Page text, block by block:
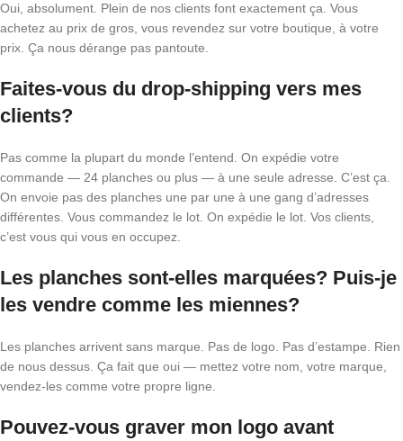
Oui, absolument. Plein de nos clients font exactement ça. Vous
achetez au prix de gros, vous revendez sur votre boutique, à votre
prix. Ça nous dérange pas pantoute.
Faites-vous du drop-shipping vers mes
clients?
Pas comme la plupart du monde l’entend. On expédie votre
commande — 24 planches ou plus — à une seule adresse. C’est ça.
On envoie pas des planches une par une à une gang d’adresses
différentes. Vous commandez le lot. On expédie le lot. Vos clients,
c’est vous qui vous en occupez.
Les planches sont-elles marquées? Puis-je
les vendre comme les miennes?
Les planches arrivent sans marque. Pas de logo. Pas d’estampe. Rien
de nous dessus. Ça fait que oui — mettez votre nom, votre marque,
vendez-les comme votre propre ligne.
Pouvez-vous graver mon logo avant